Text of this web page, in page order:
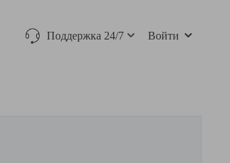
Поддержка 24/7 Войти